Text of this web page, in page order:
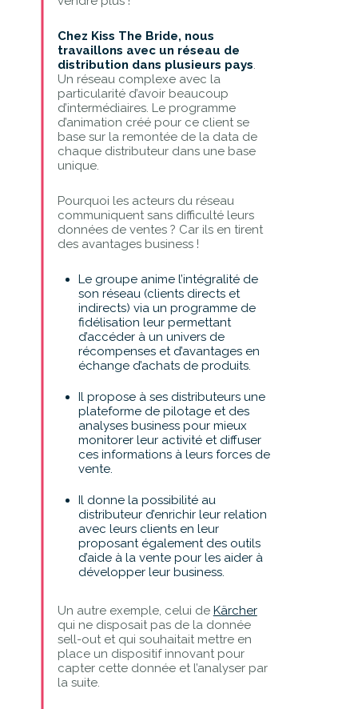
Chez Kiss The Bride, nous
travaillons avec un réseau de
distribution dans plusieurs pays.
Un réseau complexe avec la
particularité d’avoir beaucoup
d’intermédiaires. Le programme
d’animation créé pour ce client se
base sur la remontée de la data de
chaque distributeur dans une base
unique.
Pourquoi les acteurs du réseau
communiquent sans difficulté leurs
données de ventes ? Car ils en tirent
des avantages business !
Le groupe anime l’intégralité de
son réseau (clients directs et
indirects) via un programme de
fidélisation leur permettant
d’accéder à un univers de
récompenses et d’avantages en
échange d’achats de produits.
Il propose à ses distributeurs une
plateforme de pilotage et des
analyses business pour mieux
monitorer leur activité et diffuser
ces informations à leurs forces de
vente.
Il donne la possibilité au
distributeur d’enrichir leur relation
avec leurs clients en leur
proposant également des outils
d’aide à la vente pour les aider à
développer leur business.
Un autre exemple, celui de Kärcher
qui ne disposait pas de la donnée
sell-out et qui souhaitait mettre en
place un dispositif innovant pour
capter cette donnée et l’analyser par
la suite.